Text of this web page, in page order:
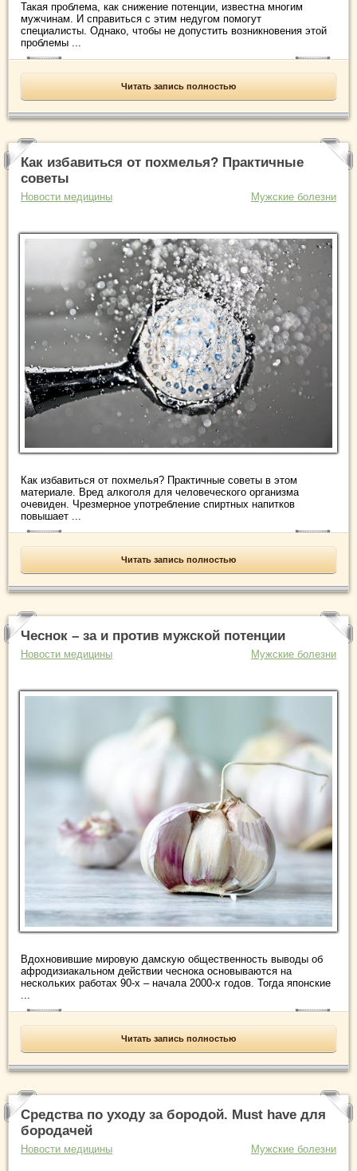
Такая проблема, как снижение потенции, известна многим
мужчинам. И справиться с этим недугом помогут
специалисты. Однако, чтобы не допустить возникновения этой
проблемы ...
Читать запись полностью
Как избавиться от похмелья? Практичные
советы
Новости медицины Мужские болезни
Как избавиться от похмелья? Практичные советы в этом
материале. Вред алкоголя для человеческого организма
очевиден. Чрезмерное употребление спиртных напитков
повышает ...
Читать запись полностью
Чеснок – за и против мужской потенции
Новости медицины Мужские болезни
Вдохновившие мировую дамскую общественность выводы об
афродизиакальном действии чеснока основываются на
нескольких работах 90-х – начала 2000-х годов. Тогда японские
...
Читать запись полностью
Средства по уходу за бородой. Must have для
бородачей
Новости медицины Мужские болезни